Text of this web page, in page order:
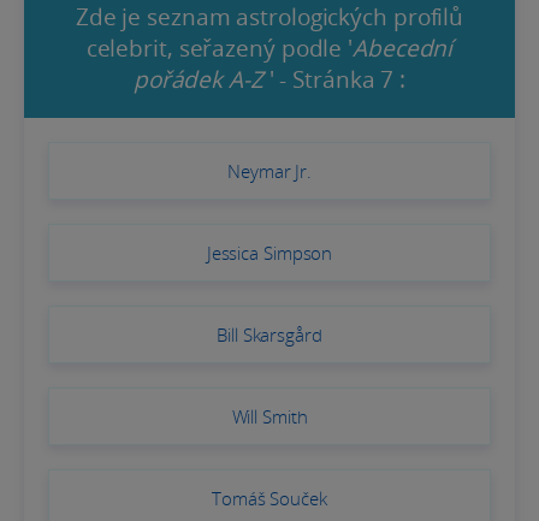
Zde je seznam astrologických profilů
celebrit, seřazený podle 'Abecední
pořádek A-Z' - Stránka 7 :
Neymar Jr.
Jessica Simpson
Bill Skarsgård
Will Smith
Tomáš Souček